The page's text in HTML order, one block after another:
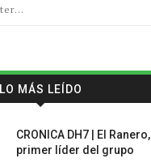
LO MÁS LEÍDO
CRONICA DH7 | El Ranero,
primer líder del grupo